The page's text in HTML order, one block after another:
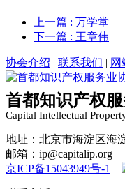
上一篇 : 万学堂
下一篇 : 王章伟
协会介绍 | 联系我们 | 网
首都知识产权
Capital Intellectual
地址：北京市海淀区海
邮箱：ip@capitalip.org
京ICP备15043949号-1